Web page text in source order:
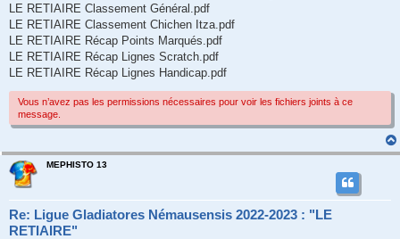
a
g
LE RETIAIRE Classement Général.pdf
LE RETIAIRE Classement Chichen Itza.pdf
LE RETIAIRE Récap Points Marqués.pdf
LE RETIAIRE Récap Lignes Scratch.pdf
LE RETIAIRE Récap Lignes Handicap.pdf
Vous n’avez pas les permissions nécessaires pour voir les fichiers joints à ce
message.
MEPHISTO 13
Re: Ligue Gladiatores Némausensis 2022-2023 : "LE
RETIAIRE"